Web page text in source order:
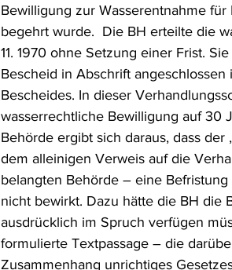
Bewilligung zur Wasserentnahme
begehrt wurde.  Die BH erteilte die
11. 1970 ohne Setzung einer Frist.
Bescheid in Abschrift
Bescheides. In dieser
wasserrechtliche Bewilligung auf 30
Behörde ergibt sich daraus, dass
dem alleinigen Verweis auf die
belangten Behörde – eine
nicht bewirkt. Dazu hätte die BH die
ausdrücklich im Spruch verfügen
formulierte Textpassage – die
Zusammenhang unrichtiges